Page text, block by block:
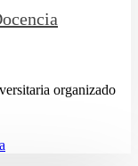
organizado